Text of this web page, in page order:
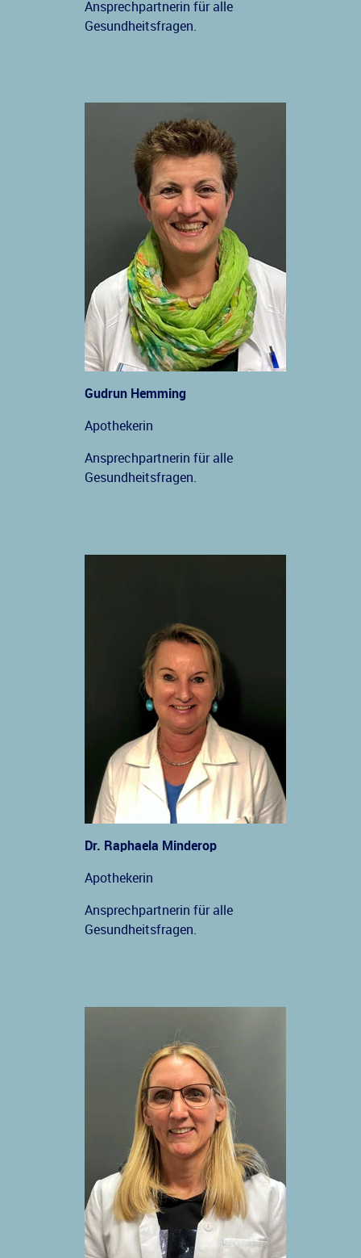
Ansprechpartnerin für alle
Gesundheitsfragen.
Gudrun Hemming
Apothekerin
Ansprechpartnerin für alle
Gesundheitsfragen.
Dr. Raphaela Minderop
Apothekerin
Ansprechpartnerin für alle
Gesundheitsfragen.